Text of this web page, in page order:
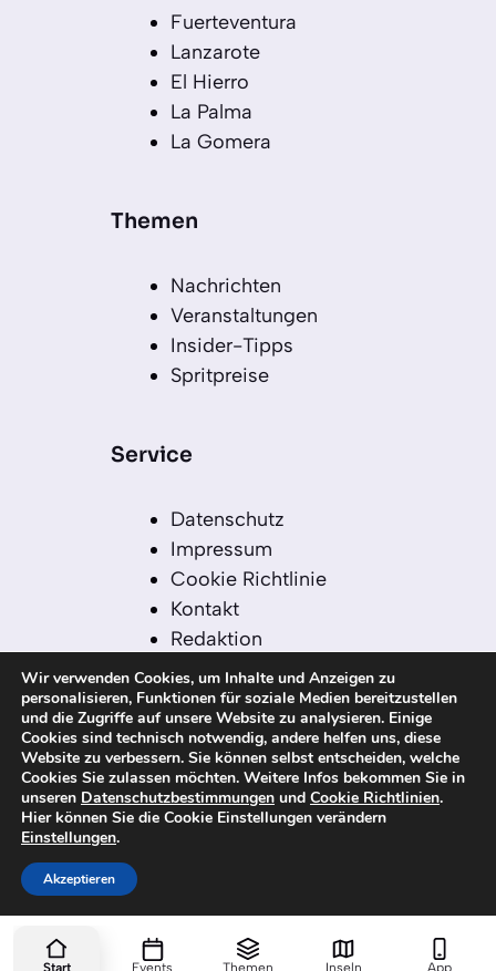
Fuerteventura
Lanzarote
El Hierro
La Palma
La Gomera
Themen
Nachrichten
Veranstaltungen
Insider-Tipps
Spritpreise
Service
Datenschutz
Impressum
Cookie Richtlinie
Kontakt
Redaktion
Redaktionelle Leitlinien
Sitemap
Einsatz von KI in der
Redaktion
© 2026 kanaren-nachrichten.com – Alle
Rechte vorbehalten
Wir verwenden Cookies, um Inhalte und Anzeigen zu
personalisieren, Funktionen für soziale Medien bereitzustellen
und die Zugriffe auf unsere Website zu analysieren. Einige
Cookies sind technisch notwendig, andere helfen uns, diese
Website zu verbessern. Sie können selbst entscheiden, welche
Cookies Sie zulassen möchten. Weitere Infos bekommen Sie in
unseren Datenschutzbestimmungen und Cookie Richtlinien.
Hier können Sie die Cookie Einstellungen verändern
Einstellungen.
Akzeptieren
Start Events Themen Inseln App